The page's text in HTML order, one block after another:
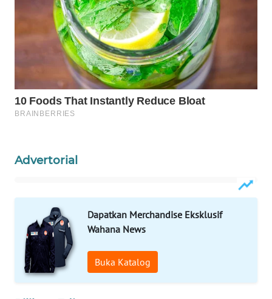
Advertorial
Dapatkan Merchandise Eksklusif
Wahana News
Buka Katalog
WAHANA
ADVOKAT
WAHANA
INFRASTRUKTUR
WAHANA
KONSUMEN
LISTRIK
WAHANA
TRAVEL
WAHANA
TV
WAHANANEWS